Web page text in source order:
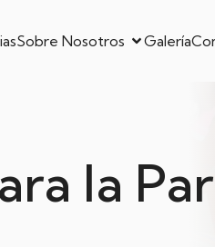
Sobre Nosotros Galería
la